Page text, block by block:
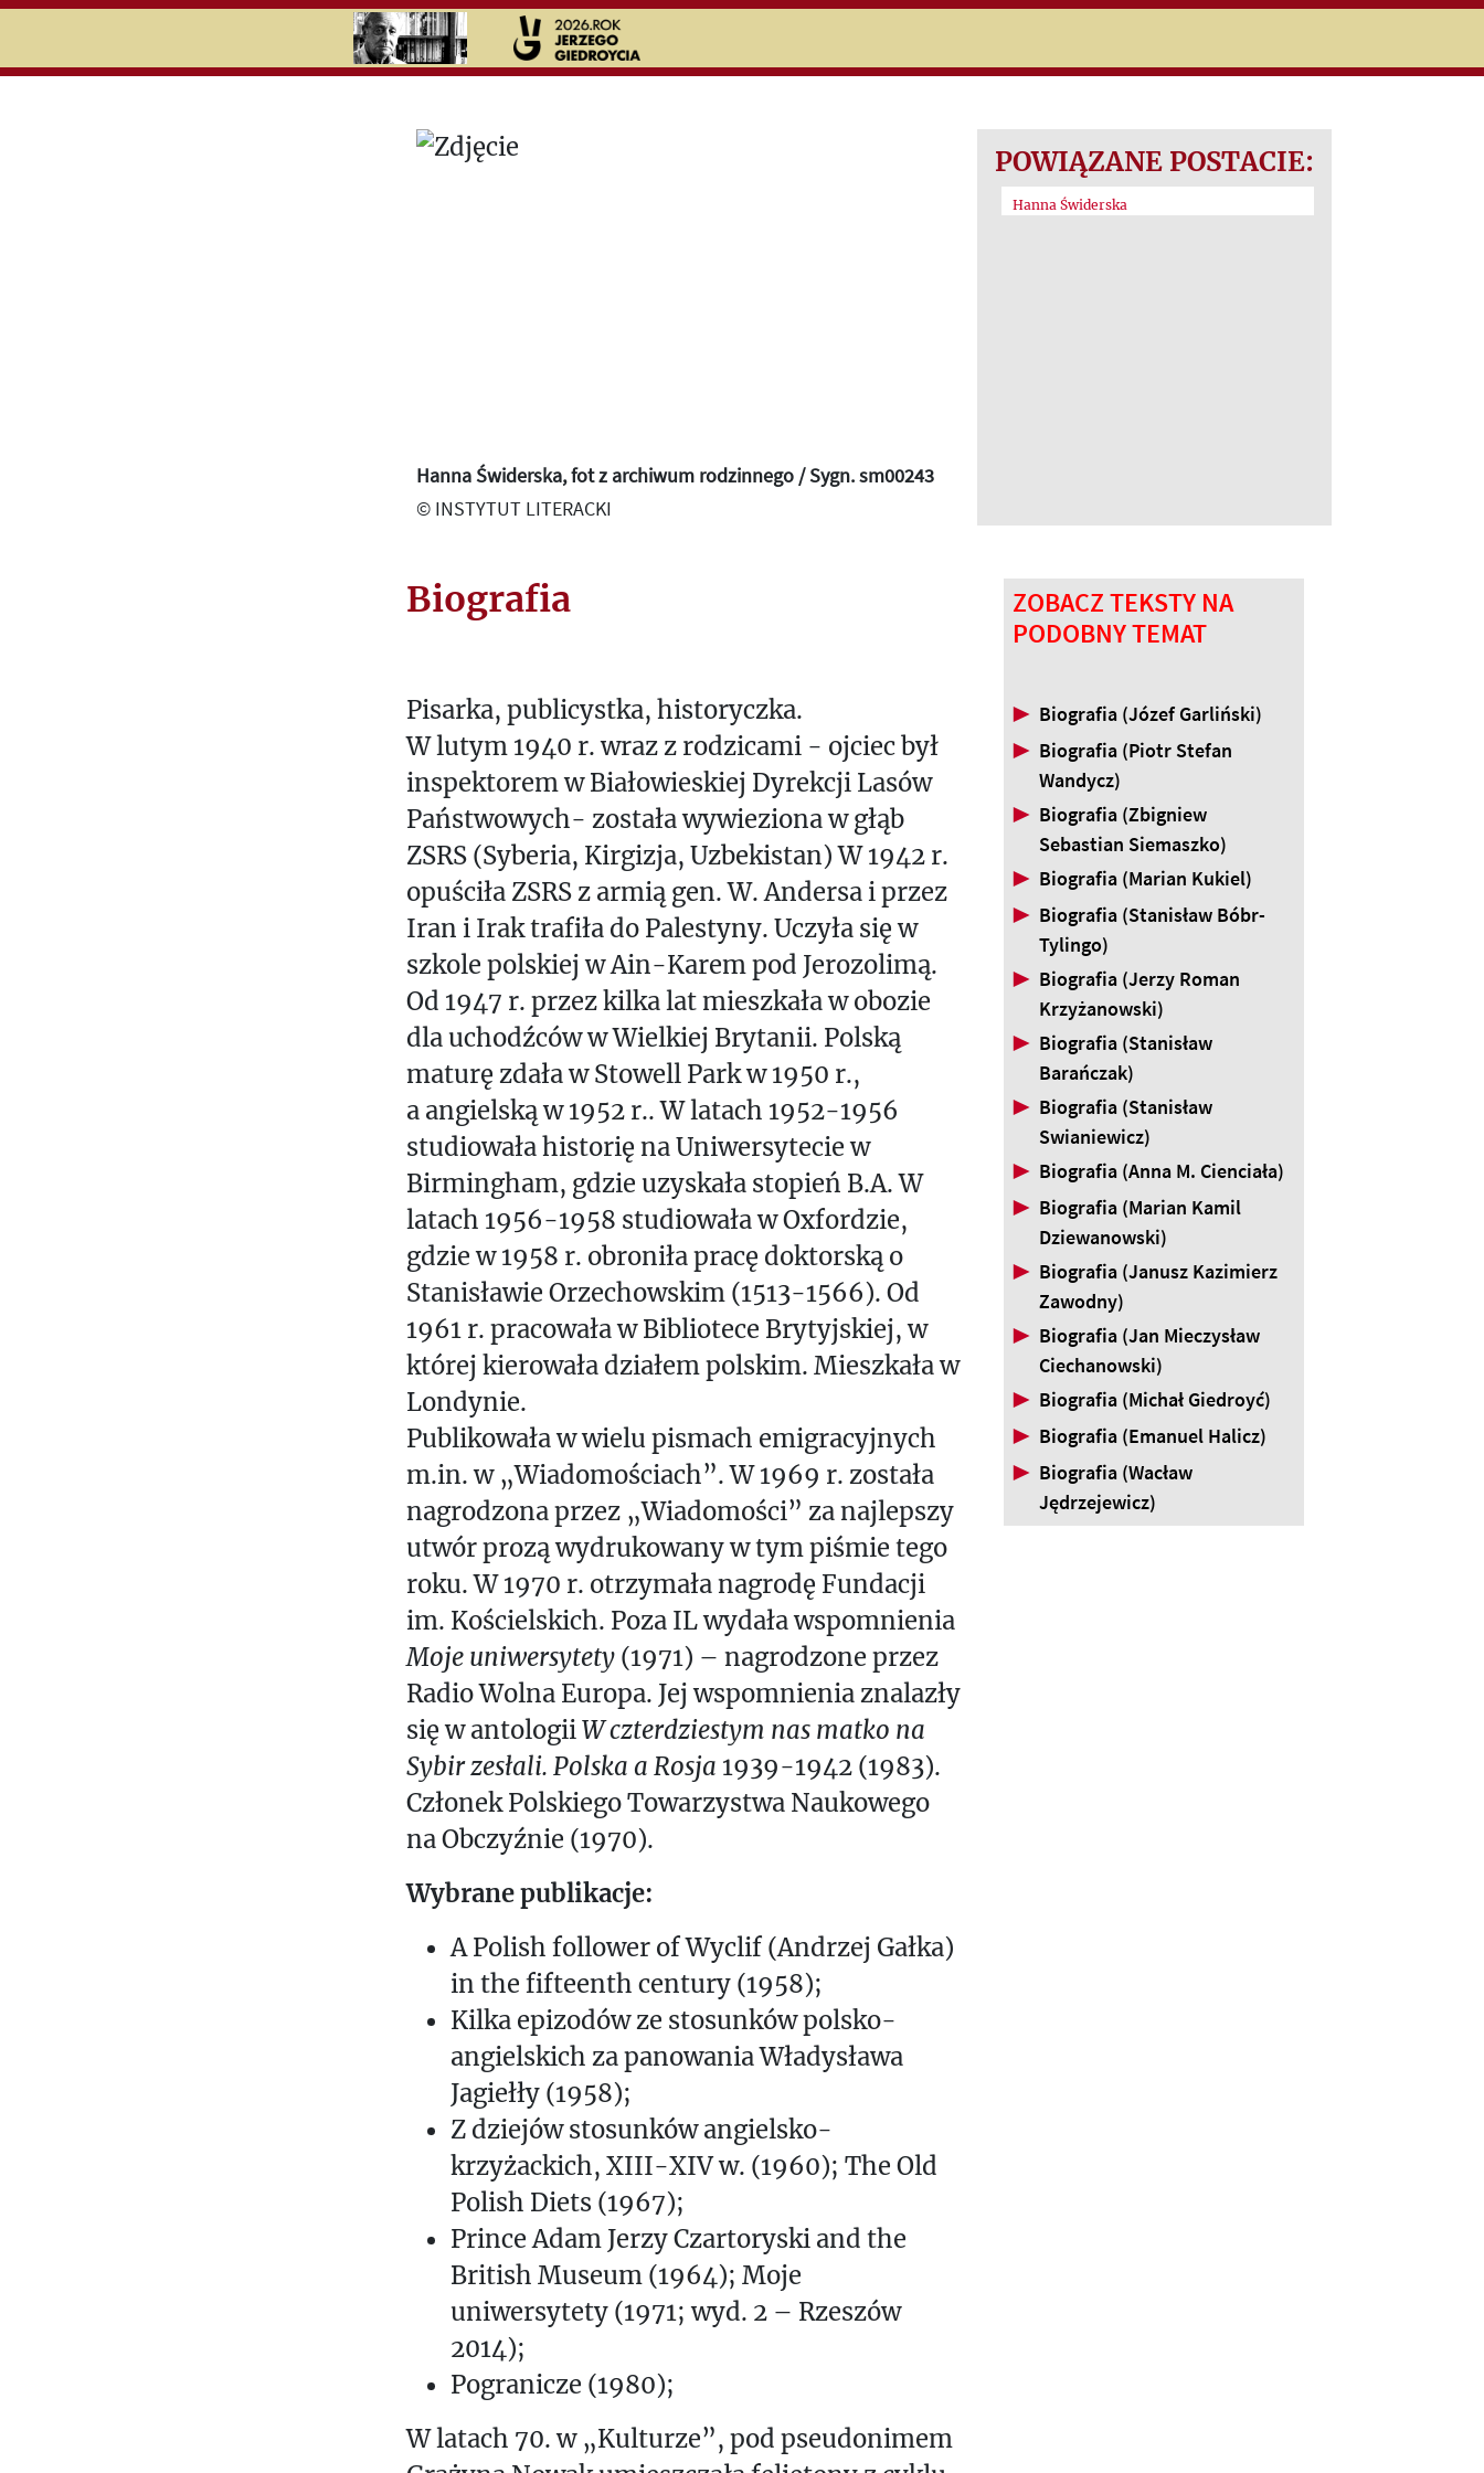
Hanna Świderska, fot z archiwum rodzinnego / Sygn. sm00243
© INSTYTUT LITERACKI
POWIĄZANE POSTACIE:
Hanna Świderska
Biografia
Pisarka, publicystka, historyczka.
W lutym 1940 r. wraz z rodzicami - ojciec był
inspektorem w Białowieskiej Dyrekcji Lasów
Państwowych- została wywieziona w głąb
ZSRS (Syberia, Kirgizja, Uzbekistan) W 1942 r.
opuściła ZSRS z armią gen. W. Andersa i przez
Iran i Irak trafiła do Palestyny. Uczyła się w
szkole polskiej w Ain-Karem pod Jerozolimą.
Od 1947 r. przez kilka lat mieszkała w obozie
dla uchodźców w Wielkiej Brytanii. Polską
maturę zdała w Stowell Park w 1950 r.,
a angielską w 1952 r.. W latach 1952-1956
studiowała historię na Uniwersytecie w
Birmingham, gdzie uzyskała stopień B.A. W
latach 1956-1958 studiowała w Oxfordzie,
gdzie w 1958 r. obroniła pracę doktorską o
Stanisławie Orzechowskim (1513-1566). Od
1961 r. pracowała w Bibliotece Brytyjskiej, w
której kierowała działem polskim. Mieszkała w
Londynie.
Publikowała w wielu pismach emigracyjnych
m.in. w „Wiadomościach”. W 1969 r. została
nagrodzona przez „Wiadomości” za najlepszy
utwór prozą wydrukowany w tym piśmie tego
roku. W 1970 r. otrzymała nagrodę Fundacji
im. Kościelskich. Poza IL wydała wspomnienia
Moje uniwersytety(1971) – nagrodzone przez
Radio Wolna Europa. Jej wspomnienia znalazły
się w antologiiW czterdziestym nas matko na
Sybir zesłali. Polska a Rosja 1939-1942 (1983).
Członek Polskiego Towarzystwa Naukowego
na Obczyźnie (1970).
Wybrane publikacje:
A Polish follower of Wyclif (Andrzej Gałka)
in the fifteenth century (1958);
Kilka epizodów ze stosunków polsko-
angielskich za panowania Władysława
Jagiełły (1958);
Z dziejów stosunków angielsko-
krzyżackich, XIII-XIV w. (1960); The Old
Polish Diets (1967);
Prince Adam Jerzy Czartoryski and the
British Museum (1964); Moje
uniwersytety (1971; wyd. 2 – Rzeszów
2014);
Pogranicze (1980);
W latach 70. w „Kulturze”, pod pseudonimem
ZOBACZ TEKSTY NA
PODOBNY TEMAT
▶ Biografia (Józef Garliński)
▶ Biografia (Piotr Stefan
Wandycz)
▶ Biografia (Zbigniew
Sebastian Siemaszko)
▶ Biografia (Marian Kukiel)
▶ Biografia (Stanisław Bóbr-
Tylingo)
▶ Biografia (Jerzy Roman
Krzyżanowski)
▶ Biografia (Stanisław
Barańczak)
▶ Biografia (Stanisław
Swianiewicz)
▶ Biografia (Anna M. Cienciała)
▶ Biografia (Marian Kamil
Dziewanowski)
▶ Biografia (Janusz Kazimierz
Zawodny)
▶ Biografia (Jan Mieczysław
Ciechanowski)
▶ Biografia (Michał Giedroyć)
▶ Biografia (Emanuel Halicz)
▶ Biografia (Wacław
Jędrzejewicz)